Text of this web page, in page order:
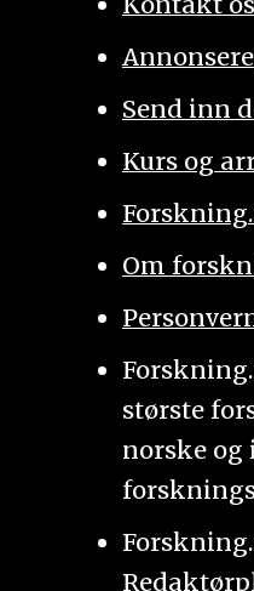
Send inn
Kurs og
Om
største
norske